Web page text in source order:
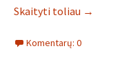
Skaityti toliau →
Komentarų: 0